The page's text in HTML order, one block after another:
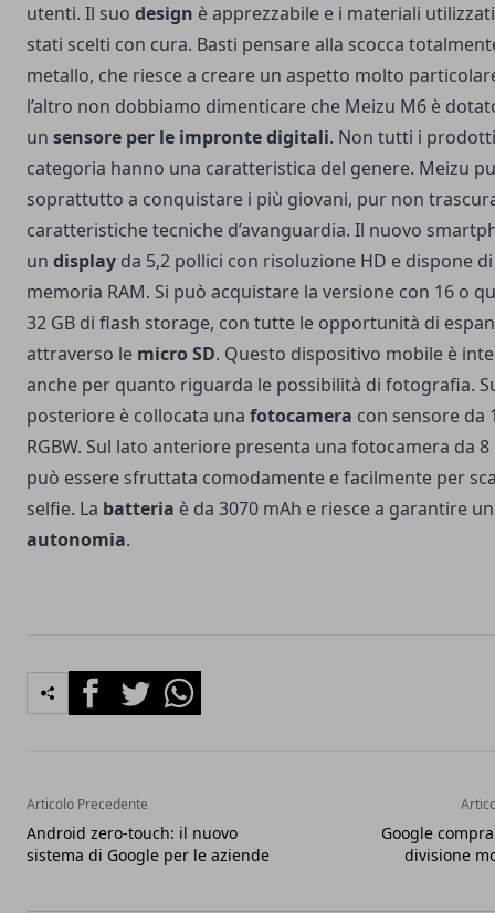
utenti. Il suo design è apprezzabile e i materiali
stati scelti con cura. Basti pensare alla scocca
metallo, che riesce a creare un aspetto molto
l’altro non dobbiamo dimenticare che Meizu M6 è
un sensore per le impronte digitali. Non tutti i
categoria hanno una caratteristica del genere. Meizu
soprattutto a conquistare i più giovani, pur non
caratteristiche tecniche d’avanguardia. Il nuovo
un display da 5,2 pollici con risoluzione HD e dispone di
memoria RAM. Si può acquistare la versione con 16 o
32 GB di flash storage, con tutte le opportunità di
attraverso le micro SD. Questo dispositivo mobile è
anche per quanto riguarda le possibilità di fotografia.
posteriore è collocata una fotocamera con sensore da
RGBW. Sul lato anteriore presenta una fotocamera da 8
può essere sfruttata comodamente e facilmente per
selfie. La batteria è da 3070 mAh e riesce a garantire
autonomia.
FacebookTwitterWhatsapp
Articolo Precedente
Android zero-touch: il nuovo
sistema di Google per le aziende
Google
divisione